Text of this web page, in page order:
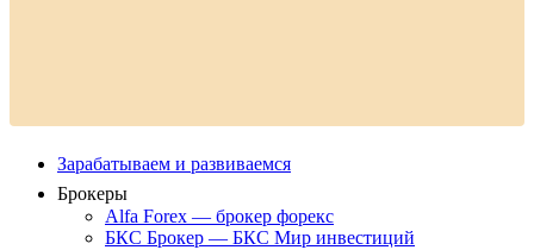
Зарабатываем и развиваемся
Брокеры
Alfa Forex — брокер форекс
БКС Брокер — БКС Мир инвестиций